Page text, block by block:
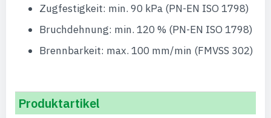
Zugfestigkeit: min. 90 kPa (PN-EN ISO 1798)
Bruchdehnung: min. 120 % (PN-EN ISO 1798)
Brennbarkeit: max. 100 mm/min (FMVSS 302)
Produktartikel